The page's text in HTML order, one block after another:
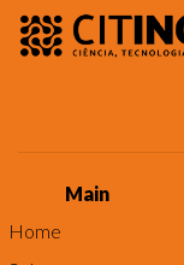
Main
Home